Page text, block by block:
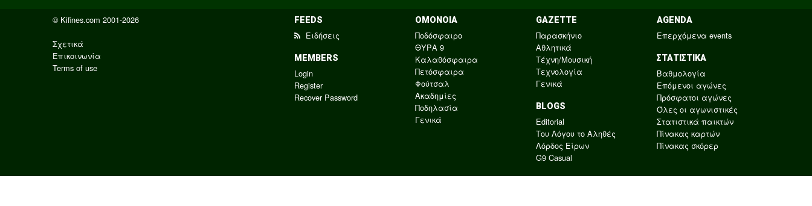
© Kifines.com 2001-2026
Σχετικά
Επικοινωνία
Terms of use
FEEDS
Ειδήσεις
MEMBERS
Login
Register
Recover Password
ΟΜΟΝΟΙΑ
Ποδόσφαιρο
ΘΥΡΑ 9
Καλαθόσφαιρα
Πετόσφαιρα
Φούτσαλ
Ακαδημίες
Ποδηλασία
Γενικά
GAZETTE
Παρασκήνιο
Αθλητικά
Τέχνη/Μουσική
Τεχνολογία
Γενικά
BLOGS
Editorial
Του Λόγου το Αληθές
Λόρδος Είρων
G9 Casual
AGENDA
Επερχόμενα events
ΣΤΑΤΙΣΤΙΚΑ
Βαθμολογία
Επόμενοι αγώνες
Πρόσφατοι αγώνες
Όλες οι αγωνιστικές
Στατιστικά παικτών
Πίνακας καρτών
Πίνακας σκόρερ